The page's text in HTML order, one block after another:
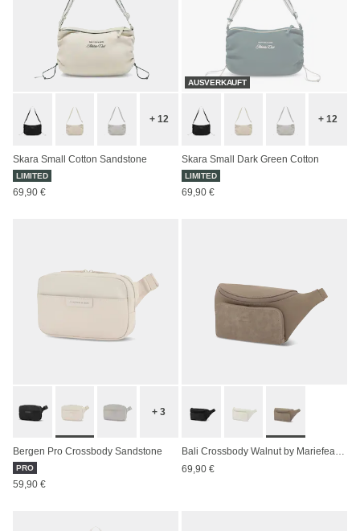
+ 12
Skara Small Cotton Sandstone
LIMITED
69,90 €
AUSVERKAUFT
+ 12
Skara Small Dark Green Cotton
LIMITED
69,90 €
+ 3
Bergen Pro Crossbody Sandstone
PRO
59,90 €
Bali Crossbody Walnut by Mariefeandjakesnow
69,90 €